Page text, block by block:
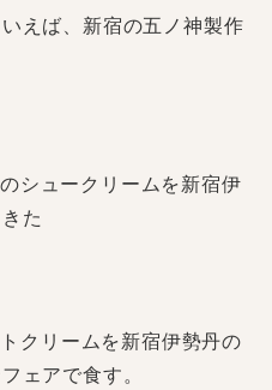
えば、新宿の五ノ神製作
シュークリームを新宿伊
た
クリームを新宿伊勢丹の
ェアで食す。